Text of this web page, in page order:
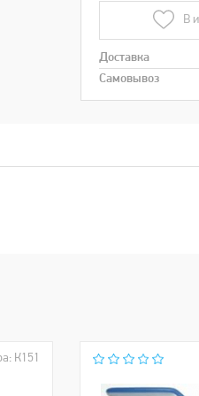
В
Доставка
Самовывоз
К151